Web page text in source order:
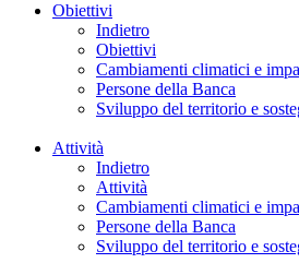
Obiettivi
Indietro
Obiettivi
Cambiamenti climatici e
Persone della Banca
Sviluppo del territorio e
Attività
Indietro
Attività
Cambiamenti climatici e
Persone della Banca
Sviluppo del territorio e